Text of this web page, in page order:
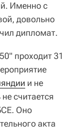
Именно с
довольно
дипломат.
проходит 31
и не
считается
Оно
акта